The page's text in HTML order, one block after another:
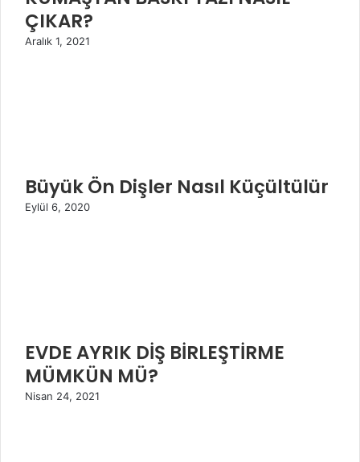
ÇIKAR?
Aralık 1, 2021
Büyük Ön Dişler Nasıl Küçültülür
Eylül 6, 2020
EVDE AYRIK DİŞ BİRLEŞTİRME
MÜMKÜN MÜ?
Nisan 24, 2021